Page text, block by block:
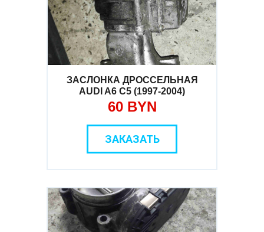
ЗАСЛОНКА ДРОССЕЛЬНАЯ
AUDI A6 C5 (1997-2004)
60 BYN
ЗАКАЗАТЬ